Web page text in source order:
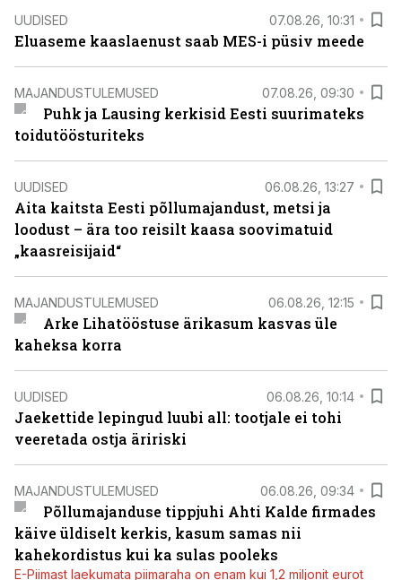
UUDISED 07.08.26, 10:31
Eluaseme kaaslaenust saab MES-i püsiv meede
MAJANDUSTULEMUSED 07.08.26, 09:30
Puhk ja Lausing kerkisid Eesti suurimateks
toidutöösturiteks
UUDISED 06.08.26, 13:27
Aita kaitsta Eesti põllumajandust, metsi ja
loodust – ära too reisilt kaasa soovimatuid
„kaasreisijaid“
MAJANDUSTULEMUSED 06.08.26, 12:15
Arke Lihatööstuse ärikasum kasvas üle
kaheksa korra
UUDISED 06.08.26, 10:14
Jaekettide lepingud luubi all: tootjale ei tohi
veeretada ostja äririski
MAJANDUSTULEMUSED 06.08.26, 09:34
Põllumajanduse tippjuhi Ahti Kalde firmades
käive üldiselt kerkis, kasum samas nii
kahekordistus kui ka sulas pooleks
E-Piimast laekumata piimaraha on enam kui 1,2 miljonit eurot